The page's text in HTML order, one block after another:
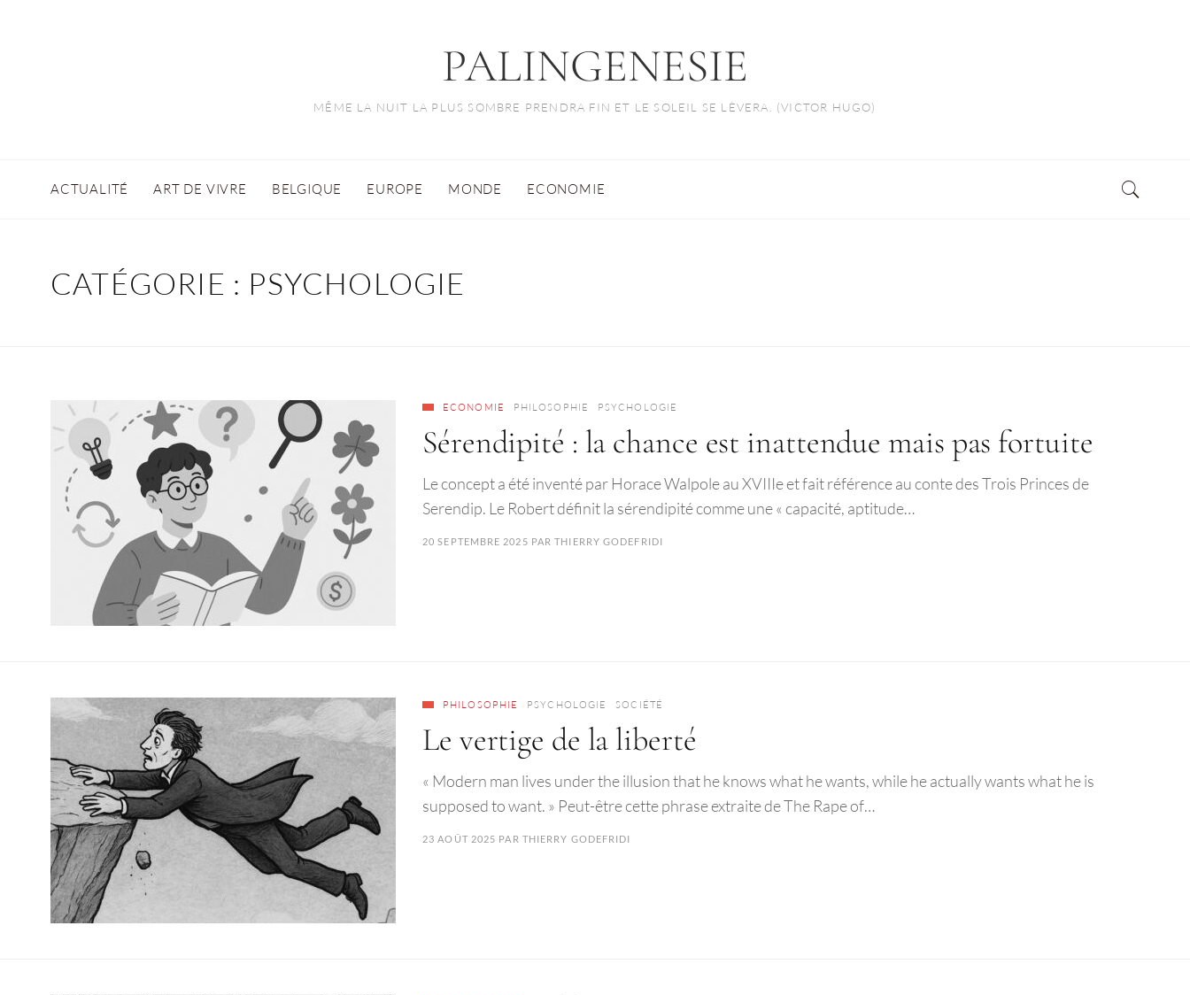
PALINGENESIE
MÊME LA NUIT LA PLUS SOMBRE PRENDRA FIN ET LE SOLEIL SE LÈVERA. (VICTOR HUGO)
ACTUALITÉ ART DE VIVRE BELGIQUE EUROPE MONDE ECONOMIE
CATÉGORIE : PSYCHOLOGIE
ECONOMIE PHILOSOPHIE PSYCHOLOGIE
Sérendipité : la chance est inattendue mais pas fortuite
Le concept a été inventé par Horace Walpole au XVIIIe et fait référence au conte des Trois Princes de
Serendip. Le Robert définit la sérendipité comme une « capacité, aptitude…
20 SEPTEMBRE 2025 PARTHIERRY GODEFRIDI
PHILOSOPHIE PSYCHOLOGIE SOCIÉTÉ
Le vertige de la liberté
« Modern man lives under the illusion that he knows what he wants, while he actually wants what he is
supposed to want. » Peut-être cette phrase extraite de The Rape of…
23 AOÛT 2025 PAR THIERRY GODEFRIDI